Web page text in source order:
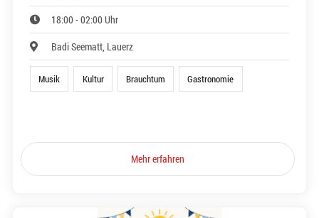
18:00 - 02:00 Uhr
Badi Seematt, Lauerz
Musik Kultur Brauchtum Gastronomie
Mehr erfahren